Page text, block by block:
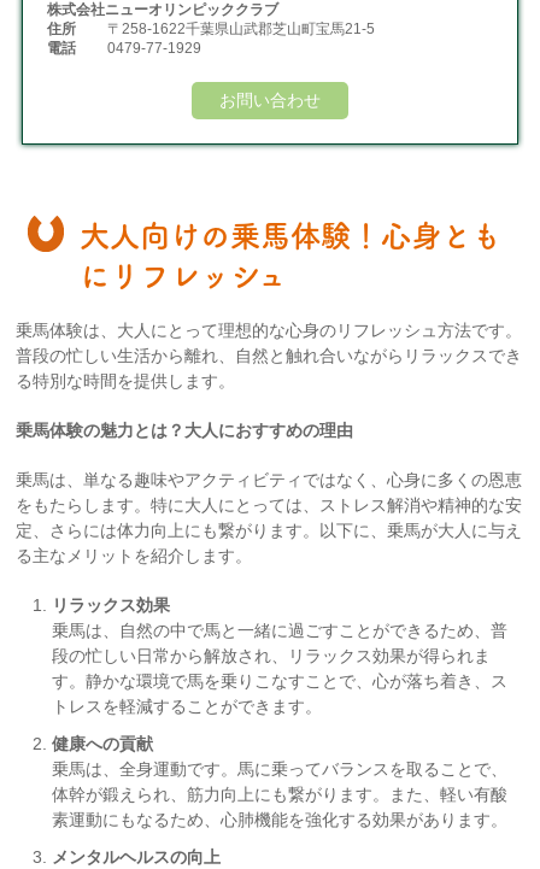
株式会社ニューオリンピッククラブ
住所
〒258-1622千葉県山武郡芝山町宝馬21-5
電話
0479-77-1929
お問い合わせ
大人向けの乗馬体験！心身とも
にリフレッシュ
乗馬体験は、大人にとって理想的な心身のリフレッシュ方法です。
普段の忙しい生活から離れ、自然と触れ合いながらリラックスでき
る特別な時間を提供します。
乗馬体験の魅力とは？大人におすすめの理由
乗馬は、単なる趣味やアクティビティではなく、心身に多くの恩恵
をもたらします。特に大人にとっては、ストレス解消や精神的な安
定、さらには体力向上にも繋がります。以下に、乗馬が大人に与え
る主なメリットを紹介します。
リラックス効果
乗馬は、自然の中で馬と一緒に過ごすことができるため、普
段の忙しい日常から解放され、リラックス効果が得られま
す。静かな環境で馬を乗りこなすことで、心が落ち着き、ス
トレスを軽減することができます。
健康への貢献
乗馬は、全身運動です。馬に乗ってバランスを取ることで、
体幹が鍛えられ、筋力向上にも繋がります。また、軽い有酸
素運動にもなるため、心肺機能を強化する効果があります。
メンタルヘルスの向上